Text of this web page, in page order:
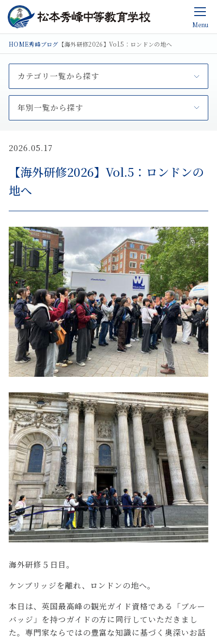
Menu
HOME秀峰ブログ 【海外研修2026】Vol.5：ロンドンの地へ
カテゴリ一覧から探す
年別一覧から探す
2026.05.17
【海外研修2026】Vol.5：ロンドンの
地へ
海外研修５日目。
ケンブリッジを離れ、ロンドンの地へ。
本日は、英国最高峰の観光ガイド資格である「ブルー
バッジ」を持つガイドの方に同行していただきまし
た。専門家ならではの豊富な知識に基づく奥深いお話